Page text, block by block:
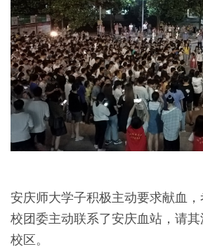
安庆师大学子积极主动要求献血
校团委主动联系了安庆血站，请
校区。